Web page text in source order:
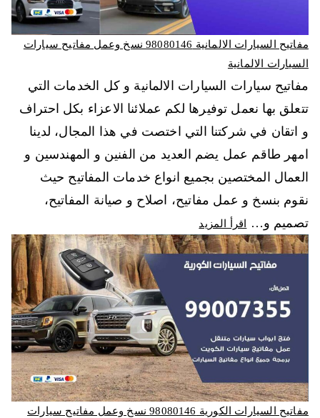
مفاتيح السيارات الالمانية 98080146‬ نسخ وعمل مفاتيح سيارات
السيارات الالمانية
مفاتيح سيارات السيارات الالمانية و كل الخدمات التي
تتعلق بها نعمل توفيرها لكم عملائنا الاعزاء بكل احتراف
و اتقان في شركتنا التي اختصت في هذا المجال، لدينا
امهر طاقم عمل يضم العديد من الفنين و المهندسين و
العمال المختصين بجميع انواع خدمات المفاتيح حيث
نقوم بنسخ و عمل مفاتيح، اصلاح و صيانة المفاتيح،
تصميم و…
اقرأ المزيد
مفاتيح السيارات الكورية 98080146‬ نسخ وعمل مفاتيح سيارات